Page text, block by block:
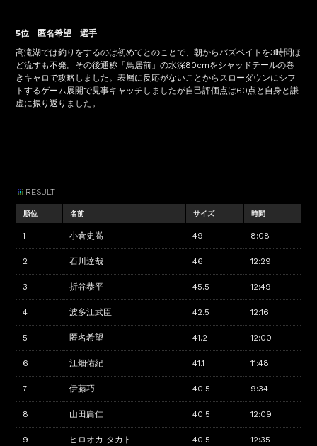
5位 匿名希望 選手
高滝湖では釣りをするのは初めてとのことで、朝からバズベイトを3時間ほ
ど流すも不発。その後通称「鳥居前」の水深80cmをシャッドテールの巻
きキャロで攻略しました。表層に反応がないことからスローダウンにシフ
トするゲーム展開で見事キャッチしましたが自己評価点は60点と自身と謙
虚に振り返りました。
RESULT
順位 名前 サイズ 時間
1 小倉史嵩 49 8:08
2 石川達哉 46 12:29
3 折谷恭平 45.5 12:49
4 波多江武臣 42.5 12:16
5 匿名希望 41.2 12:00
6 江畑佑紀 41.1 11:48
7 伊藤巧 40.5 9:34
8 山田庸仁 40.5 12:09
9 ヒロオカ タカト 40.5 12:35